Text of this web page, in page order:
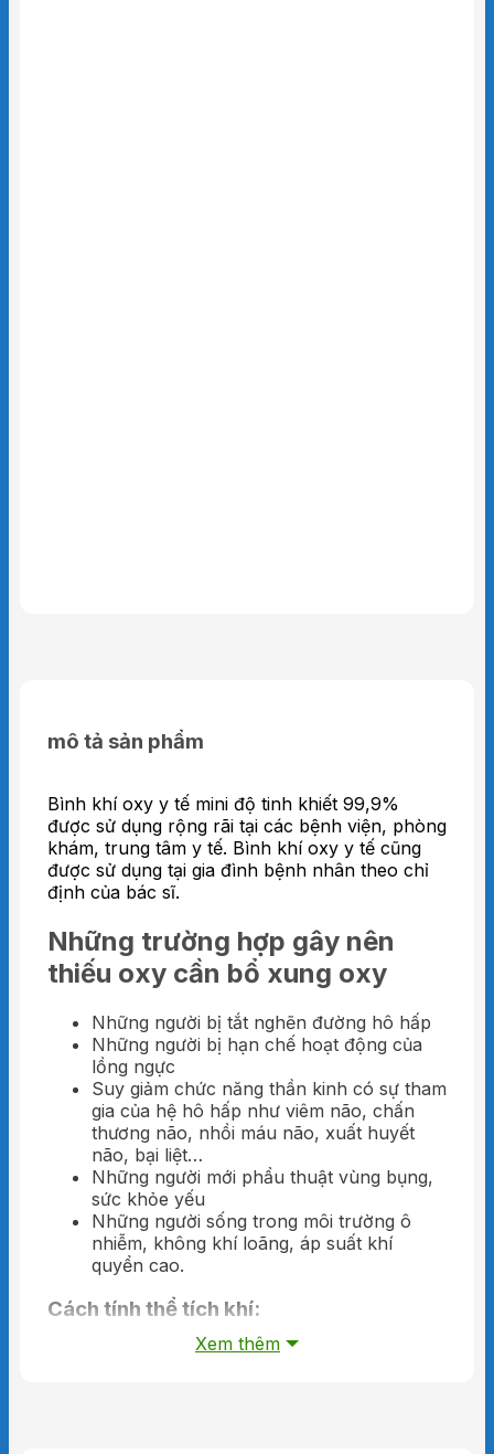
mô tả sản phẩm
Bình khí oxy y tế mini độ tinh khiết 99,9%
được sử dụng rộng rãi tại các bệnh viện, phòng
khám, trung tâm y tế. Bình khí oxy y tế cũng
được sử dụng tại gia đình bệnh nhân theo chỉ
định của bác sĩ.
Những trường hợp gây nên
thiếu oxy cần bổ xung oxy
Những người bị tắt nghẽn đường hô hấp
Những người bị hạn chế hoạt động của
lồng ngực
Suy giảm chức năng thần kinh có sự tham
gia của hệ hô hấp như viêm não, chấn
thương não, nhồi máu não, xuất huyết
não, bại liệt…
Những người mới phẩu thuật vùng bụng,
sức khỏe yếu
Những người sống trong môi trường ô
nhiễm, không khí loãng, áp suất khí
quyển cao.
Cách tính thể tích khí:
Cách tính thể tích khí thực
Xem thêm